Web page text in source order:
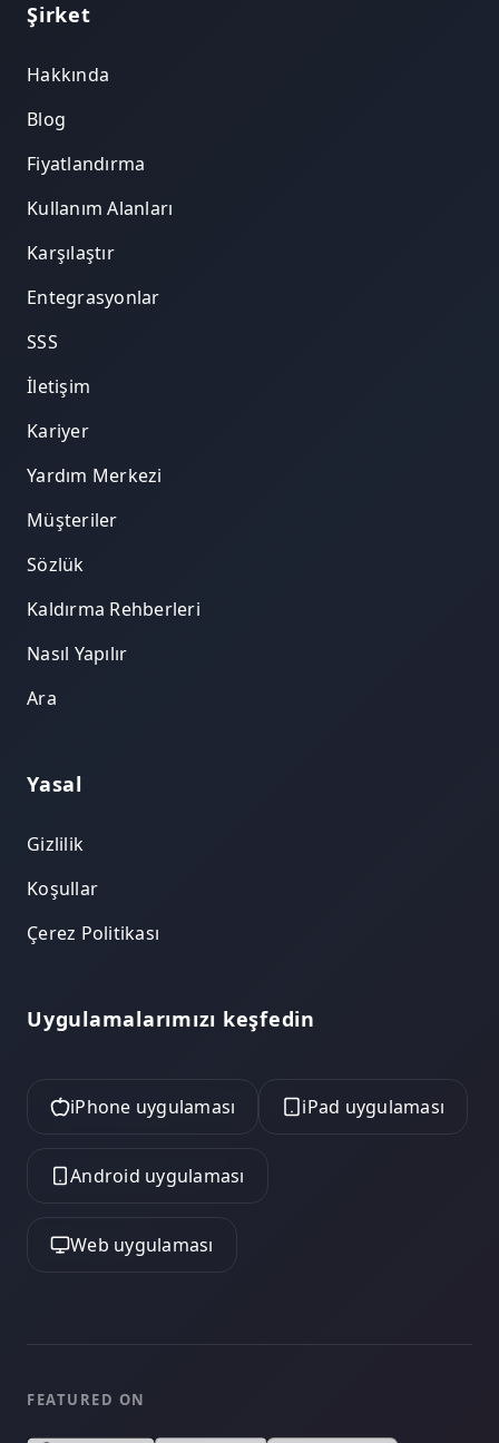
Şirket
Hakkında
Blog
Fiyatlandırma
Kullanım Alanları
Karşılaştır
Entegrasyonlar
SSS
İletişim
Kariyer
Yardım Merkezi
Müşteriler
Sözlük
Kaldırma Rehberleri
Nasıl Yapılır
Ara
Yasal
Gizlilik
Koşullar
Çerez Politikası
Uygulamalarımızı keşfedin
iPhone uygulaması iPad uygulaması
Android uygulaması
Web uygulaması
FEATURED ON